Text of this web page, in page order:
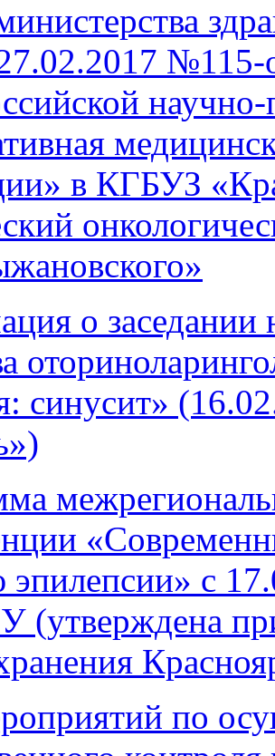
в КГБУЗ
о заседании
синусит»
эпилепсии» с
(утверждена
по